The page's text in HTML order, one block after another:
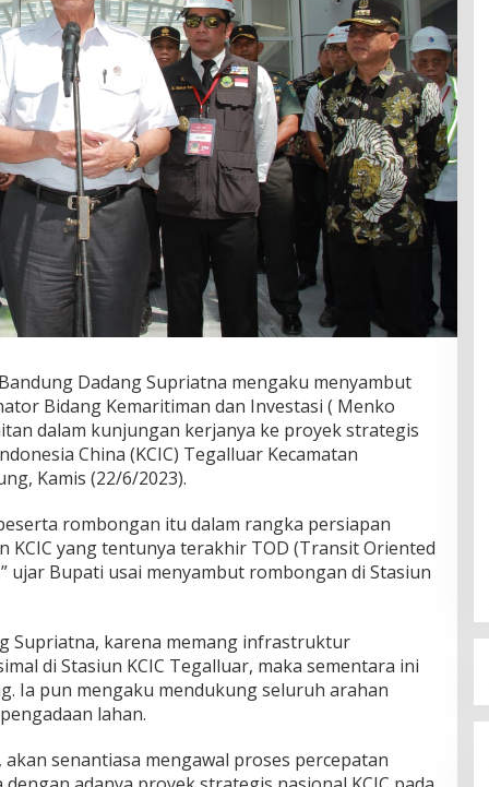
Dadang Supriatna mengaku menyambut
Bidang Kemaritiman dan Investasi ( Menko
dalam kunjungan kerjanya ke proyek strategis
China (KCIC) Tegalluar Kecamatan
Kamis (22/6/2023).
rombongan itu dalam rangka persiapan
KCIC yang tentunya terakhir TOD (Transit Oriented
ujar Bupati usai menyambut rombongan di Stasiun
Supriatna, karena memang infrastruktur
di Stasiun KCIC Tegalluar, maka sementara ini
Ia pun mengaku mendukung seluruh arahan
lahan.
senantiasa mengawal proses percepatan